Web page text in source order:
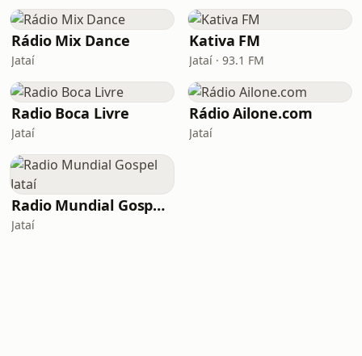
Rádio Mix Dance
Jataí
Kativa FM
Jataí · 93.1 FM
Radio Boca Livre
Jataí
Rádio Ailone.com
Jataí
Radio Mundial Gospel Jataí
Jataí